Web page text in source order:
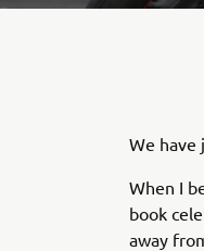
We have
When I
book
away